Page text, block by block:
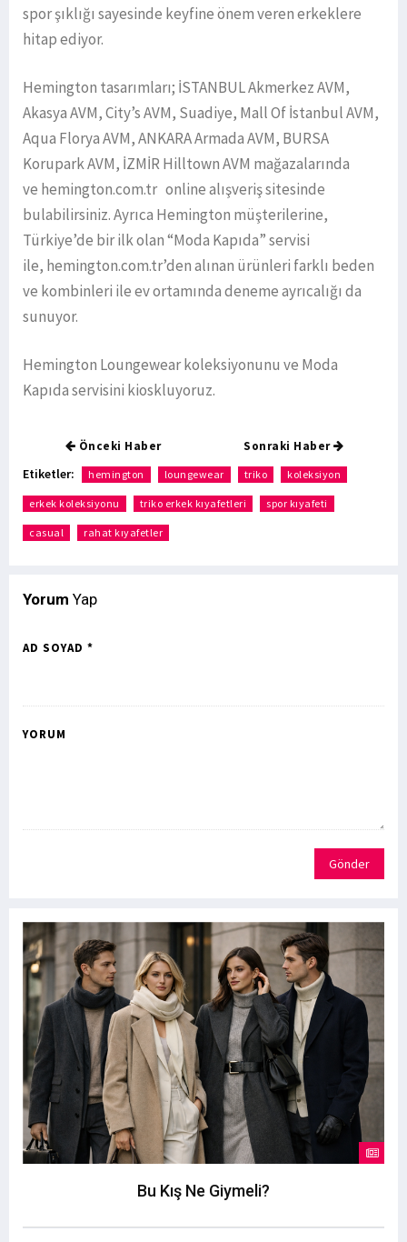
spor şıklığı sayesinde keyfine önem veren erkeklere
hitap ediyor.
Hemington tasarımları; İSTANBUL Akmerkez AVM,
Akasya AVM, City’s AVM, Suadiye, Mall Of İstanbul AVM,
Aqua Florya AVM, ANKARA Armada AVM, BURSA
Korupark AVM, İZMİR Hilltown AVM mağazalarında
ve hemington.com.tr online alışveriş sitesinde
bulabilirsiniz. Ayrıca Hemington müşterilerine,
Türkiye’de bir ilk olan “Moda Kapıda” servisi
ile, hemington.com.tr’den alınan ürünleri farklı beden
ve kombinleri ile ev ortamında deneme ayrıcalığı da
sunuyor.
Hemington Loungewear koleksiyonunu ve Moda
Kapıda servisini kioskluyoruz.
Önceki Haber Sonraki Haber
Etiketler: hemington loungewear triko koleksiyon
erkek koleksiyonu triko erkek kıyafetleri spor kıyafeti
casual rahat kıyafetler
Yorum Yap
AD SOYAD *
YORUM
Gönder
Bu Kış Ne Giymeli?